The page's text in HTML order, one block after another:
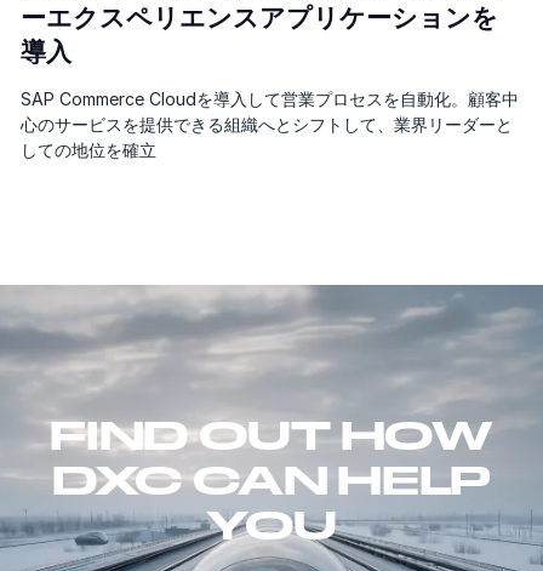
ーエクスペリエンスアプリケーションを
導入
SAP Commerce Cloudを導入して営業プロセスを自動化。顧客中
心のサービスを提供できる組織へとシフトして、業界リーダーと
しての地位を確立
FIND OUT HOW
DXC CAN HELP
YOU